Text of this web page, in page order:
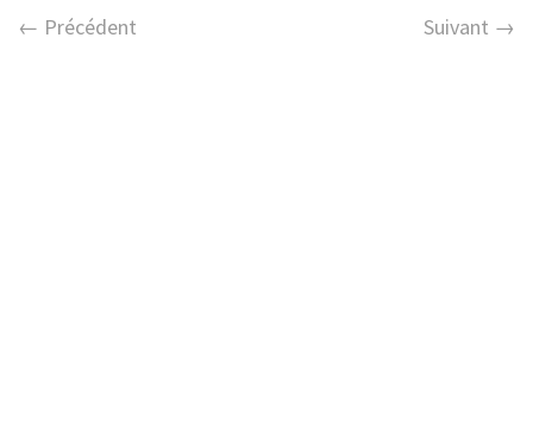
← Précédent Suivant →